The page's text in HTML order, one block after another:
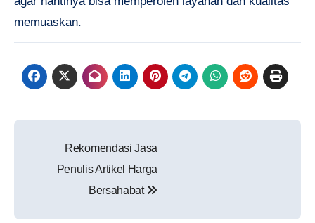
memuaskan.
navigation
Rekomendasi Jasa
Penulis Artikel Harga
Bersahabat